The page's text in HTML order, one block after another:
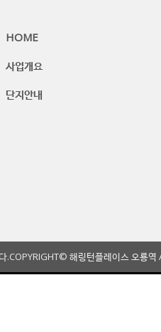
HOME
사업개요
단지안내
.COPYRIGHT© 해링턴플레이스 오룡역